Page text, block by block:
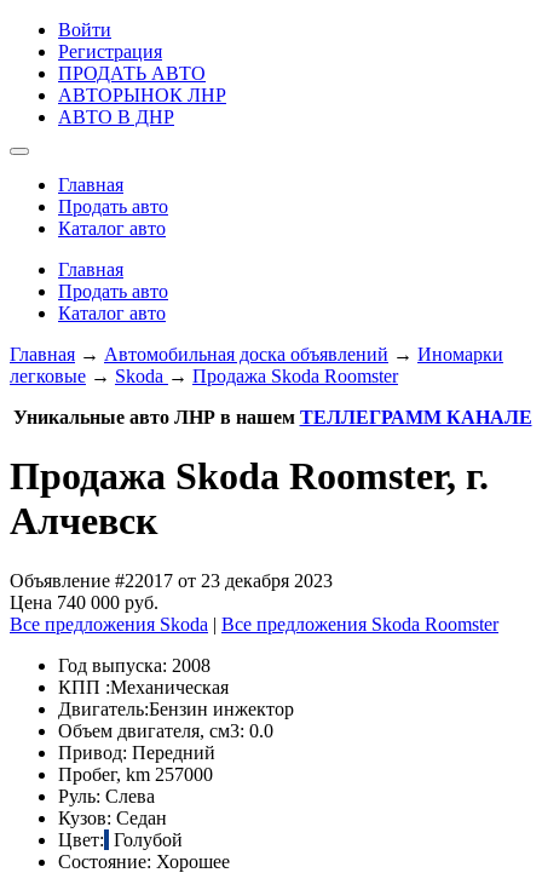
Войти
Регистрация
ПРОДАТЬ АВТО
АВТОРЫНОК ЛНР
АВТО В ДНР
Главная
Продать авто
Каталог авто
Главная
Продать авто
Каталог авто
Главная → Автомобильная доска объявлений → Иномарки
легковые → Skoda → Продажа Skoda Roomster
Уникальные авто ЛНР в нашем ТЕЛЛЕГРАММ КАНАЛЕ
Продажа Skoda Roomster, г.
Алчевск
Объявление #22017 от 23 декабря 2023
Цена 740 000 руб.
Все предложения Skoda | Все предложения Skoda Roomster
Год выпуска: 2008
КПП :Механическая
Двигатель:Бензин инжектор
Объем двигателя, см3: 0.0
Привод: Передний
Пробег, km 257000
Руль: Слева
Кузов: Седан
Цвет: Голубой
Состояние: Хорошее